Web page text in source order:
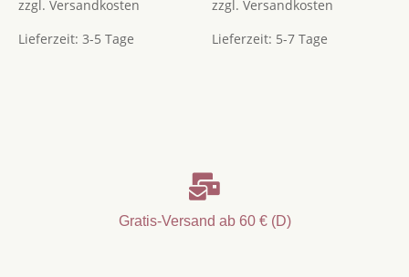
zzgl. Versandkosten
Lieferzeit: 3-5 Tage
zzgl.Versandkosten
Lieferzeit: 5-7 Tage

Gratis-Versand ab 60 € (D)